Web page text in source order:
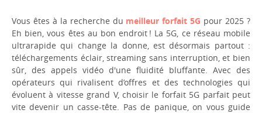
Vous êtes à la recherche du meilleur forfait 5G pour 2025 ?
Eh bien, vous êtes au bon endroit ! La 5G, ce réseau mobile
ultrarapide qui change la donne, est désormais partout :
téléchargements éclair, streaming sans interruption, et bien
sûr, des appels vidéo d'une fluidité bluffante. Avec des
opérateurs qui rivalisent d’offres et des technologies qui
évoluent à vitesse grand V, choisir le forfait 5G parfait peut
vite devenir un casse-tête. Pas de panique, on vous guide